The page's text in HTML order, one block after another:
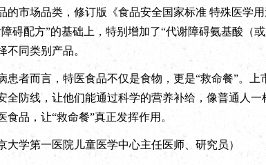
市场品类，修订版《食品安全国家标准 特殊医学用
碍配方”的基础上，特别增加了“代谢障碍氨基酸（
不同类别产品。
者而言，特医食品不仅是食物，更是“救命餐”。上
全防线，让他们能通过科学的营养补给，像普通人
品，让“救命餐”真正发挥作用。
学第一医院儿童医学中心主任医师、研究员）